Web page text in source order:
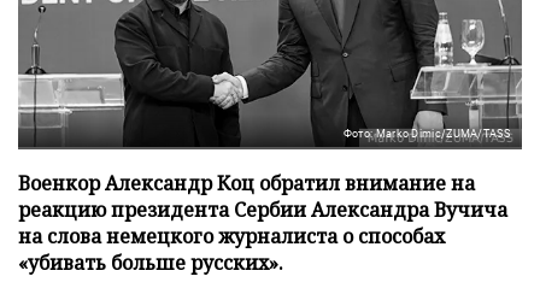
Фото: Marko Dimic/ZUMA/TASS
Военкор Александр Коц обратил внимание на
реакцию президента Сербии Александра Вучича
на слова немецкого журналиста о способах
«убивать больше русских».